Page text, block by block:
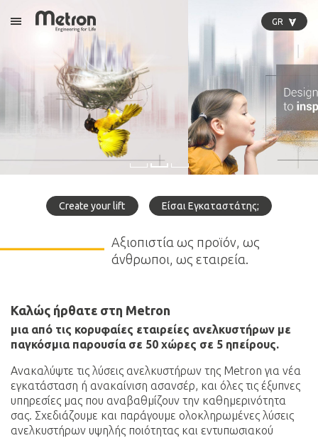
Open Menu GR
DE
Create your lift Είσαι Εγκαταστάτης;
Αξιοπιστία ως προϊόν, ως
άνθρωποι, ως εταιρεία.
Καλώς ήρθατε στη Metron
μια από τις κορυφαίες εταιρείες ανελκυστήρων με
παγκόσμια παρουσία σε 50 χώρες σε 5 ηπείρους.
Ανακαλύψτε τις λύσεις ανελκυστήρων της Metron για νέα
εγκατάσταση ή ανακαίνιση ασανσέρ, και όλες τις έξυπνες
υπηρεσίες μας που αναβαθμίζουν την καθημερινότητα
σας. Σχεδιάζουμε και παράγουμε ολοκληρωμένες λύσεις
ανελκυστήρων υψηλής ποιότητας και εντυπωσιακού